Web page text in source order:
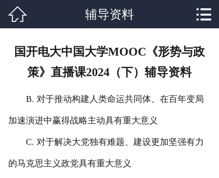
 辅导资料 
国开电大中国大学MOOC《形势与政
策》直播课2024（下）辅导资料
B. 对于推动构建人类命运共同体、在百年变局
加速演进中赢得战略主动具有重大意义
C. 对于解决大党独有难题、建设更加坚强有力
的马克思主义政党具有重大意义